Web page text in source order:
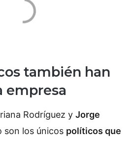
también han
empresa
Rodríguez y Jorge
son los únicos políticos que